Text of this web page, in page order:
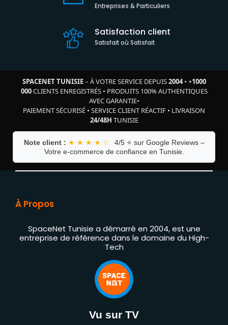
Entreprises & Particuliers
Satisfaction client
Satisfait où Satisfait
SPACENET TUNISIE– À VOTRE SERVICE DEPUIS2004• +1000
000CLIENTS ENREGISTRÉS• PRODUITS 100% AUTHENTIQUES
AVEC GARANTIE•
PAIEMENT SÉCURISÉ • SERVICE CLIENT RÉACTIF • LIVRAISON
24/48H TUNISIE
Note client : ★ ★ ★ ★ ☆
4/5 ⭐ sur Google Reviews –
Votre e-commerce de confiance en Tunisie.
À Propos
SpaceNet Tunisie a démarré en 2004, est une
entreprise de référence dans le domaine du High-
Tech
Vu sur TV